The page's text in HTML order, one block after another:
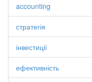
accounting
стратегія
інвестиції
ефективність